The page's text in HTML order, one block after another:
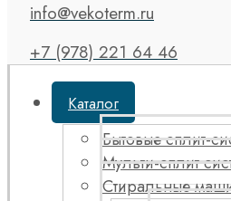
info@vekoterm.ru
+7 (978) 221 64 46
Каталог
Бытовые сплит-
Мульти-сплит
Стиральные